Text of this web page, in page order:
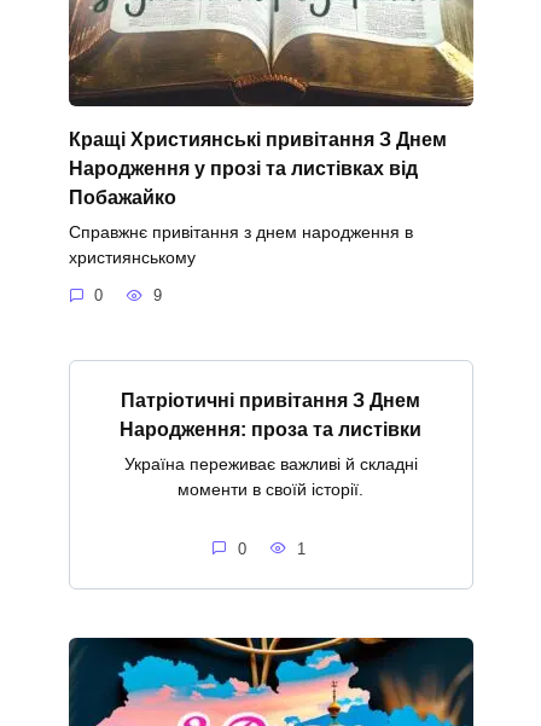
Кращі Християнські привітання З Днем
Народження у прозі та листівках від
Побажайко
Справжнє привітання з днем народження в
християнському
0 9
Патріотичні привітання З Днем
Народження: проза та листівки
Україна переживає важливі й складні
моменти в своїй історії.
0 1